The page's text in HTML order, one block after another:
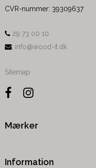
CVR-nummer: 39309637
29 73 00 10
: info@wood-it.dk
Sitemap
Mærker
Information